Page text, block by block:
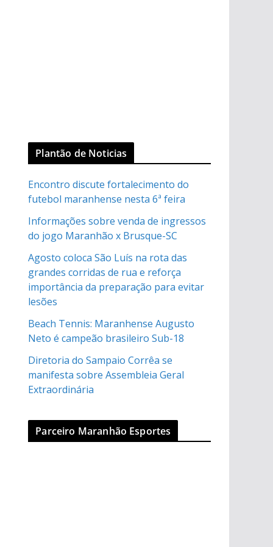
Plantão de Noticias
Encontro discute fortalecimento do
futebol maranhense nesta 6ª feira
Informações sobre venda de ingressos
do jogo Maranhão x Brusque-SC
Agosto coloca São Luís na rota das
grandes corridas de rua e reforça
importância da preparação para evitar
lesões
Beach Tennis: Maranhense Augusto
Neto é campeão brasileiro Sub-18
Diretoria do Sampaio Corrêa se
manifesta sobre Assembleia Geral
Extraordinária
Parceiro Maranhão Esportes